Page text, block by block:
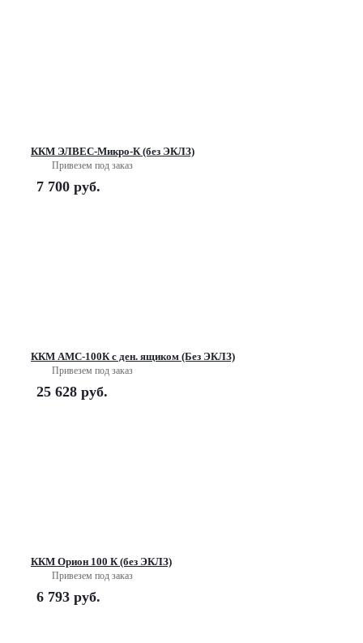
ККМ ЭЛВЕС-Микро-К (без ЭКЛЗ)
Привезем под заказ
7 700 руб.
ККМ АМС-100К с ден. ящиком (Без ЭКЛЗ)
Привезем под заказ
25 628 руб.
ККМ Орион 100 К (без ЭКЛЗ)
Привезем под заказ
6 793 руб.